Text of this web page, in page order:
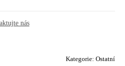
nás
Kategorie: Ostatní